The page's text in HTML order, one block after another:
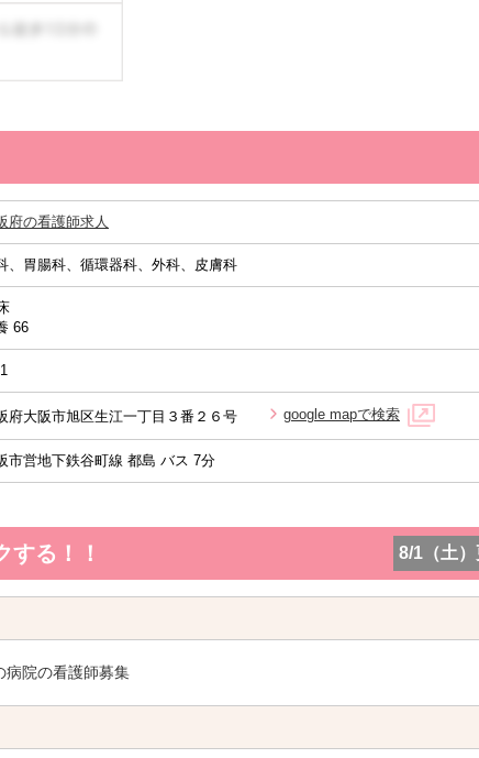
府の看護師求人
、胃腸科、循環器科、外科、皮膚科
66
府大阪市旭区生江一丁目３番２６号 google mapで検索
市営地下鉄谷町線 都島 バス 7分
する！！ 8/1（土
病院の看護師募集